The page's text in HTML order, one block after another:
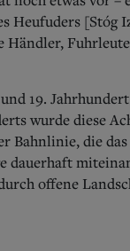
Heufuders [Stóg
19.
wurde diese
Bahnlinie, die
offene